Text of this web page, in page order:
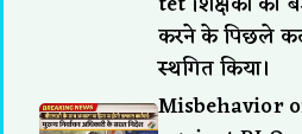
करने के पिछले
स्थगित किया।
Misbehavior